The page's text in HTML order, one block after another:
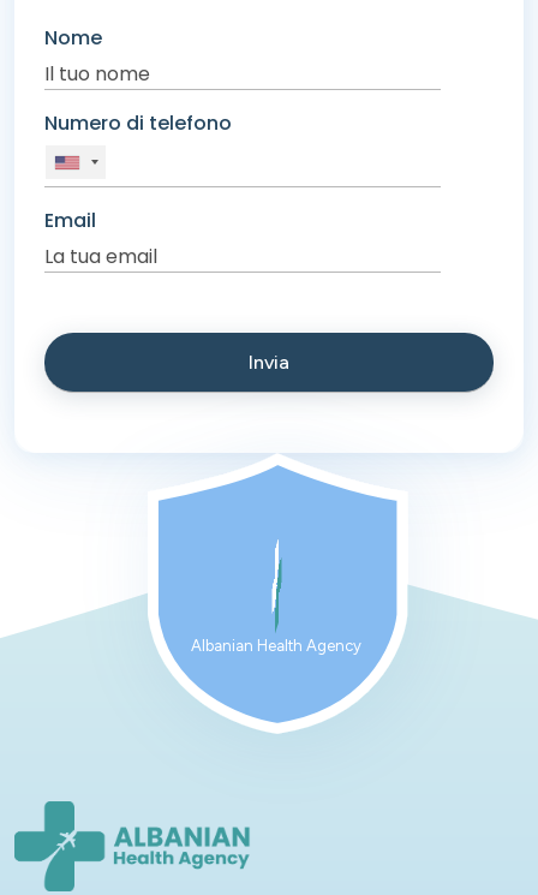
Nome
Numero di telefono
Email
Albanian Health Agency